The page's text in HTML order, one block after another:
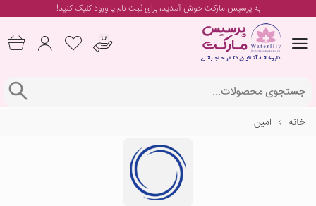
به پرسیس مارکت خوش آمدید، برایثبت نام یا ورودکلیک کنید!
خانه امین